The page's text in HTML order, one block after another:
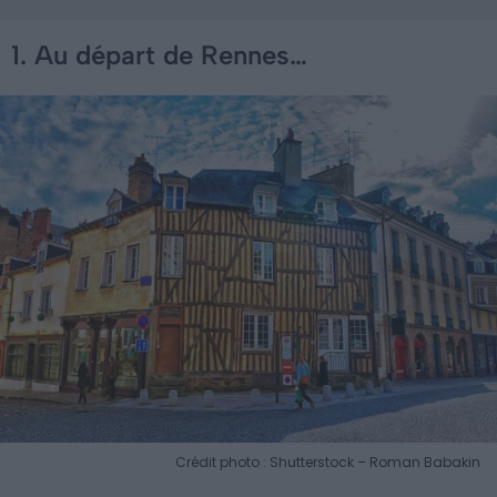
1. Au départ de Rennes…
Crédit photo : Shutterstock – Roman Babakin